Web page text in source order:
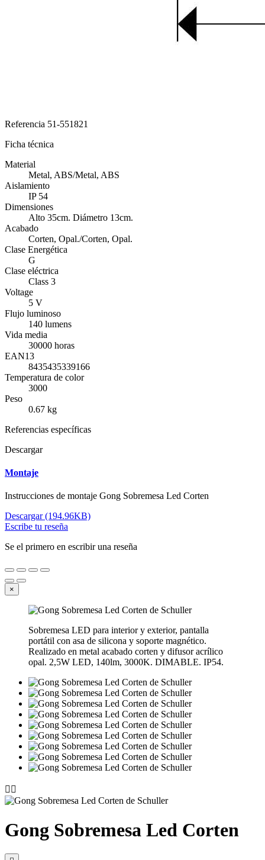
Referencia 51-551821
Ficha técnica
Material
Metal, ABS/Metal, ABS
Aislamiento
IP 54
Dimensiones
Alto 35cm. Diámetro 13cm.
Acabado
Corten, Opal./Corten, Opal.
Clase Energética
G
Clase eléctrica
Class 3
Voltage
5 V
Flujo luminoso
140 lumens
Vida media
30000 horas
EAN13
8435435339166
Temperatura de color
3000
Peso
0.67 kg
Referencias específicas
Descargar
Montaje
Instrucciones de montaje Gong Sobremesa Led Corten
Descargar (194.96KB)
Escribe tu reseña
Se el primero en escribir una reseña
×
Sobremesa LED para interior y exterior, pantalla
portátil con asa de silicona y soporte magnético.
Realizado en metal acabado corten y difusor acrílico
opal. 2,5W LED, 140lm, 3000K. DIMABLE. IP54.
 
Gong Sobremesa Led Corten